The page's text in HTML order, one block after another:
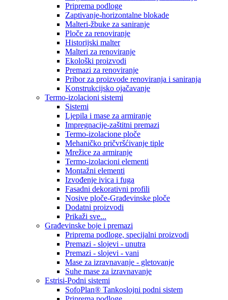
Priprema podloge
Zaptivanje-horizontalne blokade
Malteri-žbuke za saniranje
Ploče za renoviranje
Historijski malter
Malteri za renoviranje
Ekološki proizvodi
Premazi za renoviranje
Pribor za proizvode renoviranja i saniranja
Konstrukcijsko ojačavanje
Termo-izolacioni sistemi
Sistemi
Ljepila i mase za armiranje
Impregnacije-zaštitni premazi
Termo-izolacione ploče
Mehaničko pričvršćivanje tiple
Mrežice za armiranje
Termo-izolacioni elementi
Montažni elementi
Izvođenje ivica i fuga
Fasadni dekorativni profili
Nosive ploče-Građevinske ploče
Dodatni proizvodi
Prikaži sve...
Građevinske boje i premazi
Priprema podloge, specijalni proizvodi
Premazi - slojevi - unutra
Premazi - slojevi - vani
Mase za izravnavanje - gletovanje
Suhe mase za izravnavanje
Estrisi-Podni sistemi
SofoPlan® Tankoslojni podni sistem